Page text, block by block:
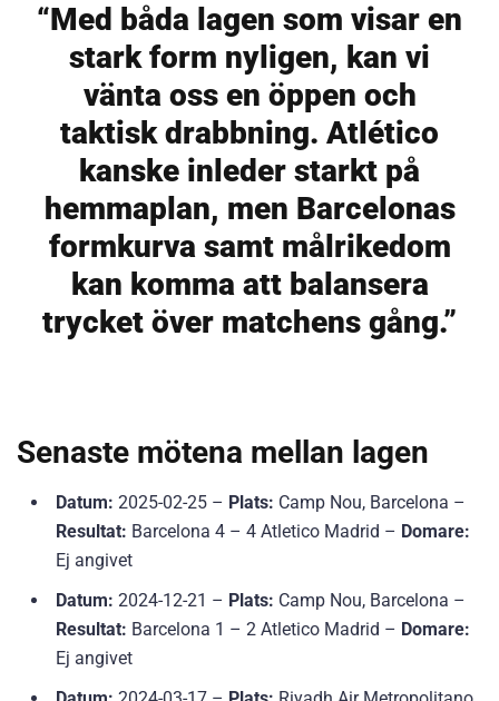
“Med båda lagen som visar en
stark form nyligen, kan vi
vänta oss en öppen och
taktisk drabbning. Atlético
kanske inleder starkt på
hemmaplan, men Barcelonas
formkurva samt målrikedom
kan komma att balansera
trycket över matchens gång.”
Senaste mötena mellan lagen
Datum: 2025-02-25 – Plats: Camp Nou, Barcelona –
Resultat: Barcelona 4 – 4 Atletico Madrid – Domare:
Ej angivet
Datum: 2024-12-21 – Plats: Camp Nou, Barcelona –
Resultat: Barcelona 1 – 2 Atletico Madrid – Domare:
Ej angivet